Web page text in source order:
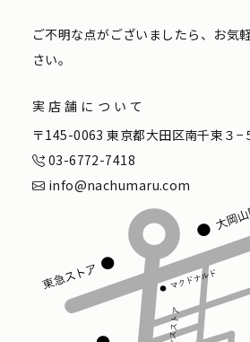
ご不明な点がございましたら、お気
さい。
実店舗について
〒145-0063 東京都大田区南千束３−
03-6772-7418
info@nachumaru.com